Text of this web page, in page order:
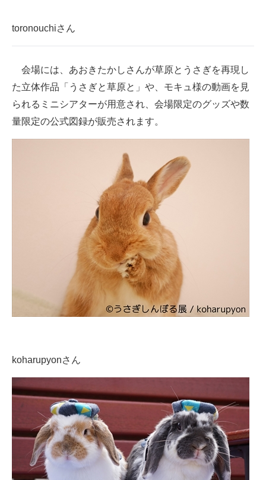
toronouchiさん
会場には、あおきたかしさんが草原とうさぎを再現し
た立体作品「うさぎと草原と」や、モキュ様の動画を見
られるミニシアターが用意され、会場限定のグッズや数
量限定の公式図録が販売されます。
koharupyonさん